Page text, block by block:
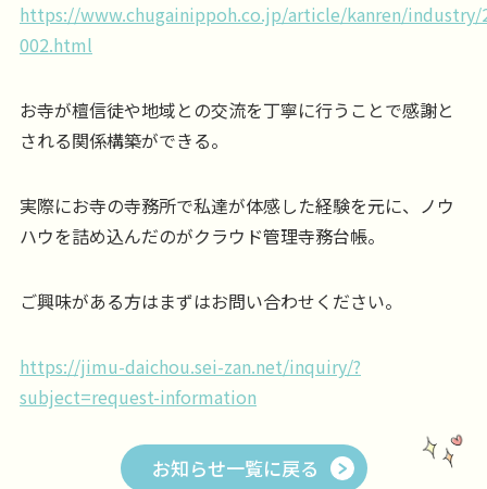
https://www.chugainippoh.co.jp/article/kanren/industry/
002.html
お寺が檀信徒や地域との交流を丁寧に行うことで感謝と
される関係構築ができる。
実際にお寺の寺務所で私達が体感した経験を元に、ノウ
ハウを詰め込んだのがクラウド管理寺務台帳。
ご興味がある方はまずはお問い合わせください。
https://jimu-daichou.sei-zan.net/inquiry/?
subject=request-information
お知らせ一覧に戻る